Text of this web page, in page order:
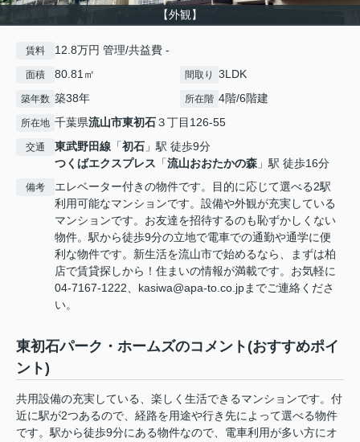
【外観】
賃料 12.8万円 管理/共益費 -
面積 80.81㎡ 間取り 3LDK
築年数 築38年 所在階 4階/6階建
所在地 千葉県流山市東初石３丁目126-55
交通 東武野田線 「初石 」駅 徒歩9分
つくばエクスプレス 「流山おおたかの森 」駅 徒歩16分
備考
エレベーター付きの物件です。目的に応じて選べる2駅
利用可能なマンションです。設備や外観が充実している
マンションです。お友達を招待するのも恥ずかしくない
物件。駅から徒歩9分の立地で電車での通勤や通学に便
利な物件です。新生活を流山市で始めるなら、まずは柏
店で賃貸探しから！住まいの情報が満載です。お気軽に
04-7167-1222、kasiwa@apa-to.co.jpまでご連絡くださ
い。
東初石パーク・ホームズのコメント(おすすめポイ
ント)
共用設備の充実している、楽しく生活できるマンションです。付
近に駅が2つあるので、経路を用途や行き先によって選べる物件
です。駅から徒歩9分にある物件なので、電車利用が多い方にオ